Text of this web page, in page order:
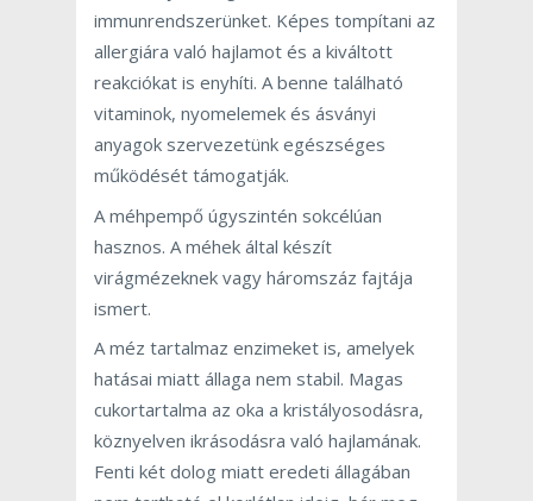
immunrendszerünket. Képes tompítani az
allergiára való hajlamot és a kiváltott
reakciókat is enyhíti. A benne található
vitaminok, nyomelemek és ásványi
anyagok szervezetünk egészséges
működését támogatják.
A méhpempő úgyszintén sokcélúan
hasznos. A méhek által készít
virágmézeknek vagy háromszáz fajtája
ismert.
A méz tartalmaz enzimeket is, amelyek
hatásai miatt állaga nem stabil. Magas
cukortartalma az oka a kristályosodásra,
köznyelven ikrásodásra való hajlamának.
Fenti két dolog miatt eredeti állagában